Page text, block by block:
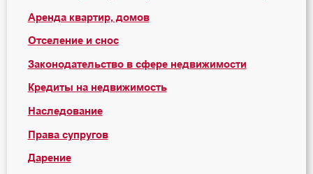
Аренда квартир, домов
Отселение и снос
Законодательство в сфере недвижимости
Кредиты на недвижимость
Наследование
Права супругов
Дарение